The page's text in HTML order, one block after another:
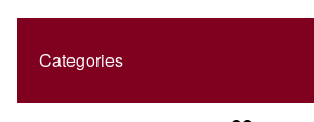
社交媒体专栏
Categories